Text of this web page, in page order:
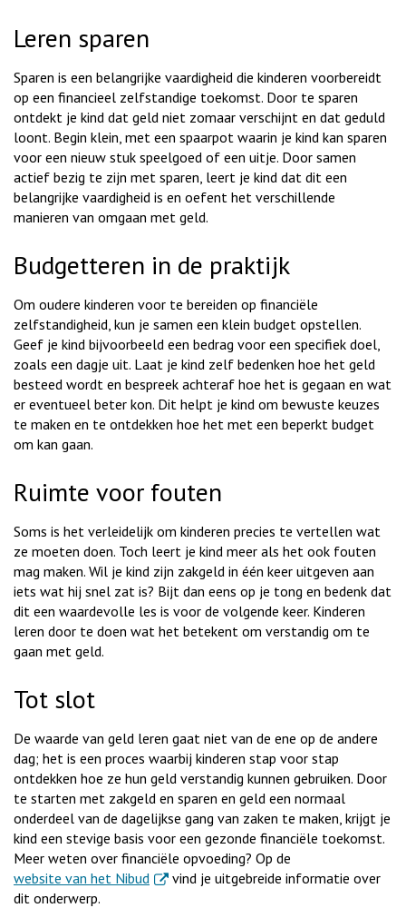
Leren sparen
Sparen is een belangrijke vaardigheid die kinderen voorbereidt
op een financieel zelfstandige toekomst. Door te sparen
ontdekt je kind dat geld niet zomaar verschijnt en dat geduld
loont. Begin klein, met een spaarpot waarin je kind kan sparen
voor een nieuw stuk speelgoed of een uitje. Door samen
actief bezig te zijn met sparen, leert je kind dat dit een
belangrijke vaardigheid is en oefent het verschillende
manieren van omgaan met geld.
Budgetteren in de praktijk
Om oudere kinderen voor te bereiden op financiële
zelfstandigheid, kun je samen een klein budget opstellen.
Geef je kind bijvoorbeeld een bedrag voor een specifiek doel,
zoals een dagje uit. Laat je kind zelf bedenken hoe het geld
besteed wordt en bespreek achteraf hoe het is gegaan en wat
er eventueel beter kon. Dit helpt je kind om bewuste keuzes
te maken en te ontdekken hoe het met een beperkt budget
om kan gaan.
Ruimte voor fouten
Soms is het verleidelijk om kinderen precies te vertellen wat
ze moeten doen. Toch leert je kind meer als het ook fouten
mag maken. Wil je kind zijn zakgeld in één keer uitgeven aan
iets wat hij snel zat is? Bijt dan eens op je tong en bedenk dat
dit een waardevolle les is voor de volgende keer. Kinderen
leren door te doen wat het betekent om verstandig om te
gaan met geld.
Tot slot
De waarde van geld leren gaat niet van de ene op de andere
dag; het is een proces waarbij kinderen stap voor stap
ontdekken hoe ze hun geld verstandig kunnen gebruiken. Door
te starten met zakgeld en sparen en geld een normaal
onderdeel van de dagelijkse gang van zaken te maken, krijgt je
kind een stevige basis voor een gezonde financiële toekomst.
Meer weten over financiële opvoeding? Op de
website van het Nibud . Externe link
vind je uitgebreide informatie over
dit onderwerp.